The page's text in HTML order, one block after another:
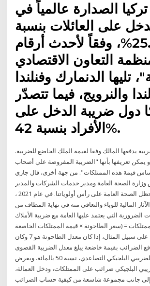
الصدارة عالمياً في
على العائلات بنسبة
25.8%، وفقاً لأحدث أرقام
التعاون الاقتصادي
تليها الدنمارك وفنلندا
والنرويج، فيما تتصدّر
دول ضريبة الدخل على
الأفراد بنسبة 42%.
يدفعها المالك وفقا لقيمة الملك الخاضع للضريبة.
[2] [3] و يمكن تعريفها بأنها "الضريبة المفروضة علي أصحاب
قيمة هذه الممتلكات". من جهة أخرى، قال جاري
الصحة العامة ومدير خدمات الشركات والمدير
المالي في بيان: “تظل الصحة العامة على رأس أولوياتنا. في عام 2021 ،
المالية للوباء والتعافي منه في نهاية المطاف من
الضرورية التي يعتمد عليها العامة مع ضريبة الأملاك
= (سعر الطاحونة × قيمة الممتلكات الخاضعة
للضريبة) ÷ 1،000 على سبيل المثال، إذا كان معدل الطاحونة هو 7 وكان
الضرائب بقيمة خاضعة يبلغ معدل الضريبة القصوى
في إطار النموذج الضريبي البلجيكي التصاعدي، نسبة 50 بالمائة. ويفرض
البلجيكي ضرائب على الممتلكات، ودخل العمالة،
إلى جانب مجموعة شاسعة من كيفية حساب الضرائب